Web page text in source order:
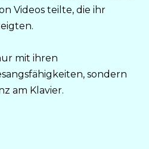
Videos teilte, die ihr
mit ihren
sondern
am Klavier.